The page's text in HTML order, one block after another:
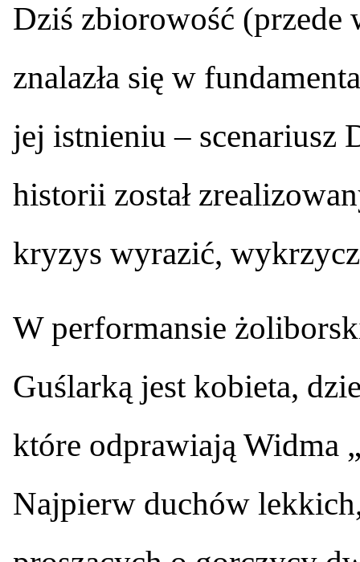
Dziś zbiorowość
znalazła się w
jej istnieniu – scenariusz
historii został
kryzys wyrazić,
W performansie
Guślarką jest kobieta,
które odprawiają Widma
Najpierw duchów